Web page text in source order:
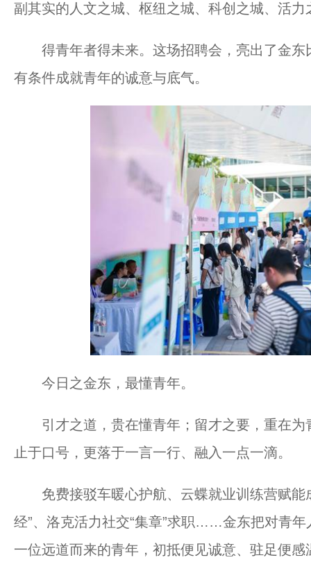
副其实的人文之城、枢纽之城、科创之城、活力
得青年者得未来。这场招聘会，亮出了金东
有条件成就青年的诚意与底气。
今日之金东，最懂青年。
引才之道，贵在懂青年；留才之要，重在为
止于口号，更落于一言一行、融入一点一滴。
免费接驳车暖心护航、云蝶就业训练营赋能
经”、洛克活力社交“集章”求职……金东把对青
一位远道而来的青年，初抵便见诚意、驻足便